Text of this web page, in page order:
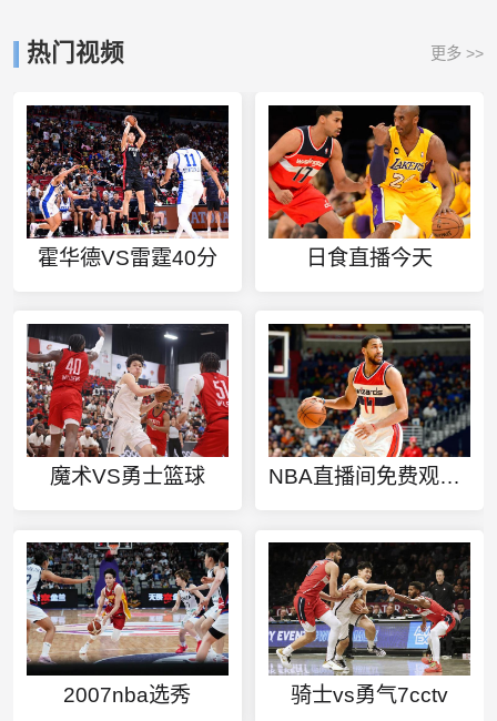
热门视频 更多 >>
霍华德VS雷霆40分 日食直播今天
魔术VS勇士篮球 NBA直播间免费观看直播
2007nba选秀 骑士vs勇气7cctv